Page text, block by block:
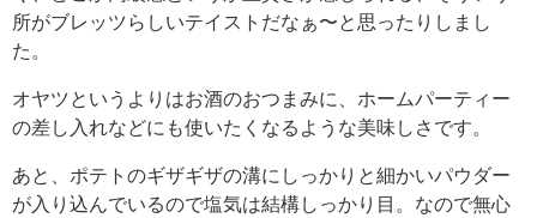
所がブレッツらしいテイストだなぁ〜と思ったりしまし
た。
オヤツというよりはお酒のおつまみに、ホームパーティー
の差し入れなどにも使いたくなるような美味しさです。
あと、ポテトのギザギザの溝にしっかりと細かいパウダー
が入り込んでいるので塩気は結構しっかり目。なので無心